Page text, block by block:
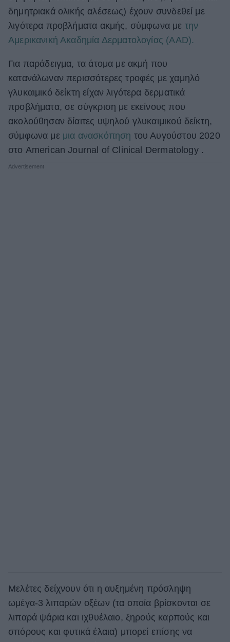
δημητριακά ολικής αλέσεως) έχουν συνδεθεί με
λιγότερα προβλήματα ακμής, σύμφωνα με την
Αμερικανική Ακαδημία Δερματολογίας (AAD).
Για παράδειγμα, τα άτομα με ακμή που
κατανάλωναν περισσότερες τροφές με χαμηλό
γλυκαιμικό δείκτη είχαν λιγότερα δερματικά
προβλήματα, σε σύγκριση με εκείνους που
ακολούθησαν δίαιτες υψηλού γλυκαιμικού δείκτη,
σύμφωνα με μια ανασκόπηση του Αυγούστου 2020
στο American Journal of Clinical Dermatology .
Μελέτες δείχνουν ότι η αυξημένη πρόσληψη
ωμέγα-3 λιπαρών οξέων (τα οποία βρίσκονται σε
λιπαρά ψάρια και ιχθυέλαιο, ξηρούς καρπούς και
σπόρους και φυτικά έλαια) μπορεί επίσης να